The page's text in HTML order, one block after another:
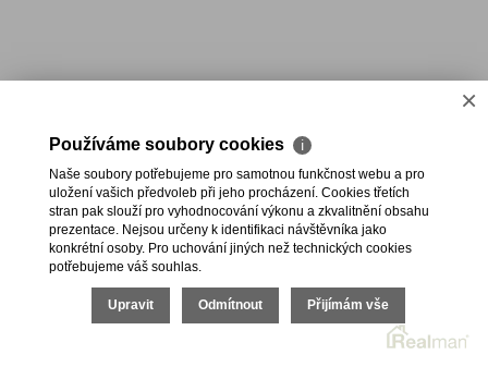
×
Používáme soubory cookies ℹ
Naše soubory potřebujeme pro samotnou funkčnost webu a pro
uložení vašich předvoleb při jeho procházení. Cookies třetích
stran pak slouží pro vyhodnocování výkonu a zkvalitnění obsahu
prezentace. Nejsou určeny k identifikaci návštěvníka jako
konkrétní osoby. Pro uchování jiných než technických cookies
potřebujeme váš souhlas.
Upravit Odmítnout Přijímám vše